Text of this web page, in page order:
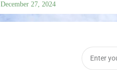
December 27, 2024